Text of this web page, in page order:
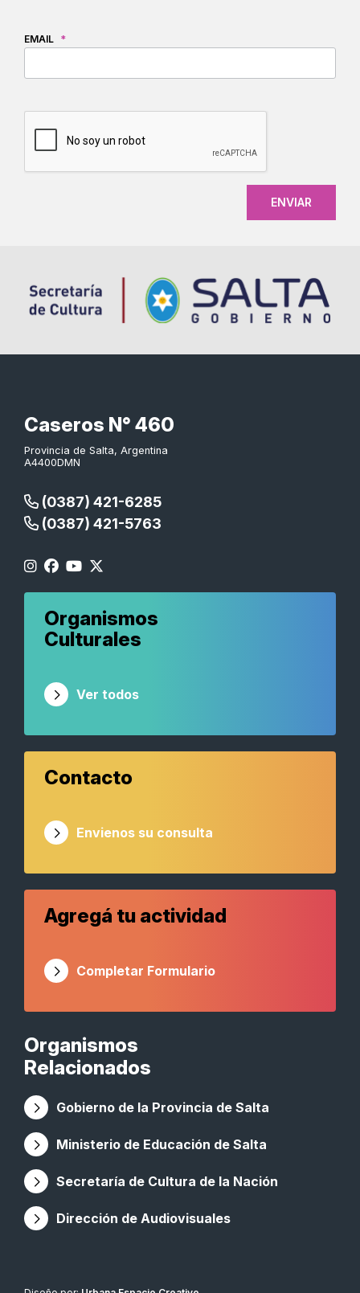
EMAIL *
CAPTCHA
Caseros N° 460
Provincia de Salta, Argentina
A4400DMN
(0387) 421-6285
(0387) 421-5763
Organismos
Relacionados
Gobierno de la Provincia de Salta
Ministerio de Educación de Salta
Secretaría de Cultura de la Nación
Dirección de Audiovisuales
Organismos
Culturales
Ver todos
Contacto
Envienos su consulta
Agregá tu actividad
Completar Formulario